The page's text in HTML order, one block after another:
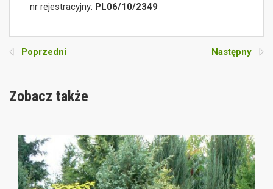
nr rejestracyjny: PL06/10/2349
Poprzedni Następny
Zobacz także